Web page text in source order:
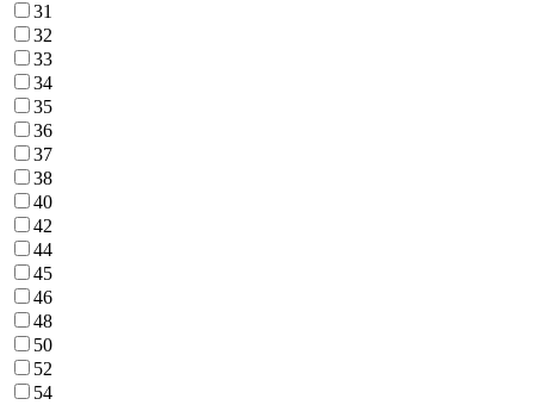
31
32
33
34
35
36
37
38
40
42
44
45
46
48
50
52
54